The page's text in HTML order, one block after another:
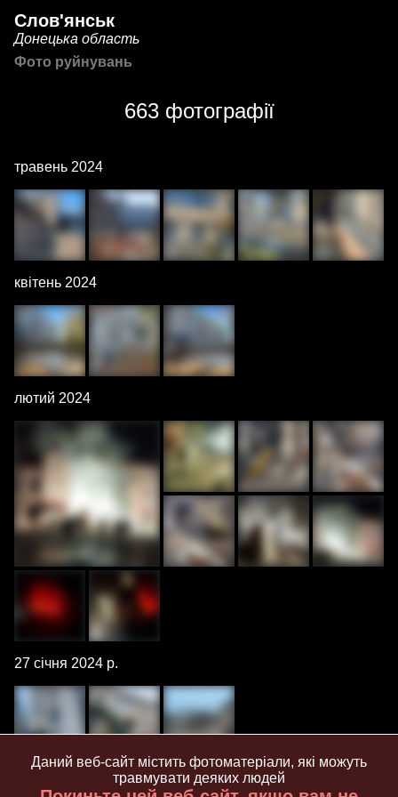
Слов'янськ
Донецька область
Фото руйнувань
663 фотографії
травень 2024
квітень 2024
лютий 2024
27 січня 2024 р.
2 листопада 2023 р.
Даний веб-сайт містить фотоматеріали, які можуть
травмувати деяких людей